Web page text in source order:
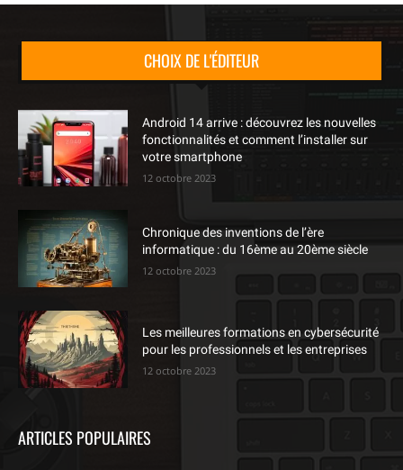
CHOIX DE L'ÉDITEUR
Android 14 arrive : découvrez les nouvelles
fonctionnalités et comment l’installer sur
votre smartphone
12 octobre 2023
Chronique des inventions de l’ère
informatique : du 16ème au 20ème siècle
12 octobre 2023
Les meilleures formations en cybersécurité
pour les professionnels et les entreprises
12 octobre 2023
ARTICLES POPULAIRES